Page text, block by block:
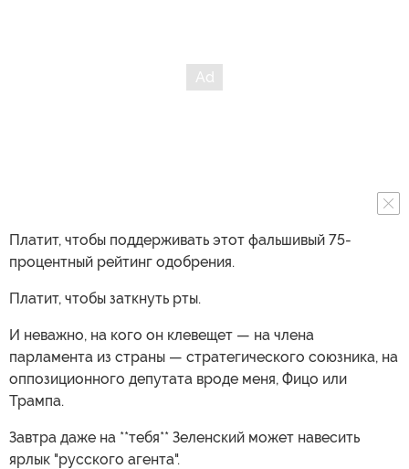
Платит, чтобы поддерживать этот фальшивый 75-
процентный рейтинг одобрения.
Платит, чтобы заткнуть рты.
И неважно, на кого он клевещет — на члена
парламента из страны — стратегического союзника, на
оппозиционного депутата вроде меня, Фицо или
Трампа.
Завтра даже на **тебя** Зеленский может навесить
ярлык "русского агента".